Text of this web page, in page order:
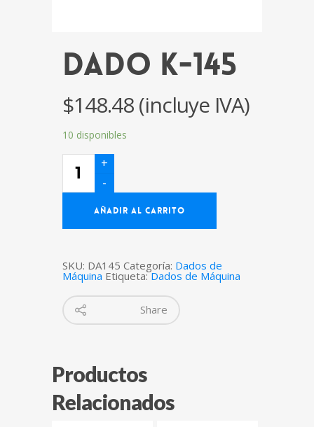
Dado K-145
$148.48(incluye IVA)
10 disponibles
Dado
145
cantidad
AÑADIR AL CARRITO
SKU: DA145 Categoría: Dados de
Máquina Etiqueta:Dados de Máquina
Share
Productos
Relacionados